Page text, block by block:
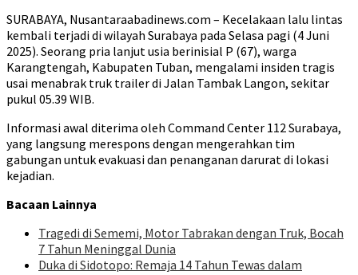
SURABAYA, Nusantaraabadinews.com – Kecelakaan lalu lintas
kembali terjadi di wilayah Surabaya pada Selasa pagi (4 Juni
2025). Seorang pria lanjut usia berinisial P (67), warga
Karangtengah, Kabupaten Tuban, mengalami insiden tragis
usai menabrak truk trailer di Jalan Tambak Langon, sekitar
pukul 05.39 WIB.
Informasi awal diterima oleh Command Center 112 Surabaya,
yang langsung merespons dengan mengerahkan tim
gabungan untuk evakuasi dan penanganan darurat di lokasi
kejadian.
Bacaan Lainnya
Tragedi di Sememi, Motor Tabrakan dengan Truk, Bocah
7 Tahun Meninggal Dunia
Duka di Sidotopo: Remaja 14 Tahun Tewas dalam